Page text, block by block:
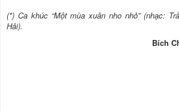
(*) Ca khúc “Một mùa xuân nho nhỏ” (nhạc:
Hải).
Bích